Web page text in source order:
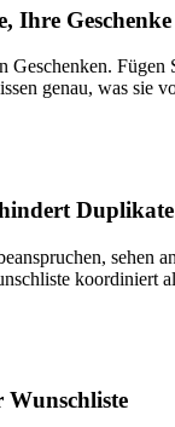
Ihre Geschenke
Geschenken. Fügen
genau, was sie
Duplikate
sehen
koordiniert